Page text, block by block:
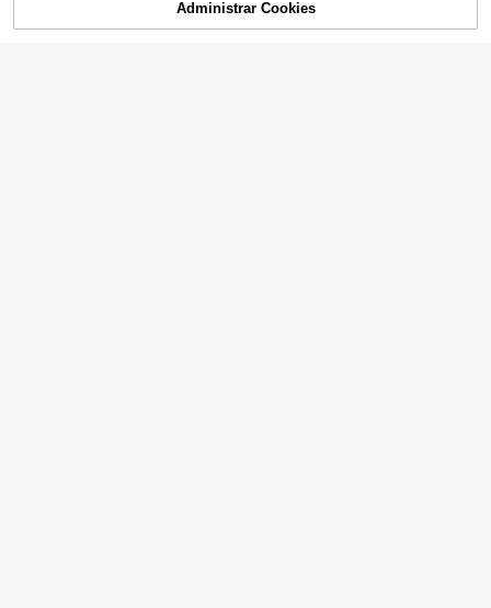
¡10% DE DESCUENTO!
Administrar Cookies